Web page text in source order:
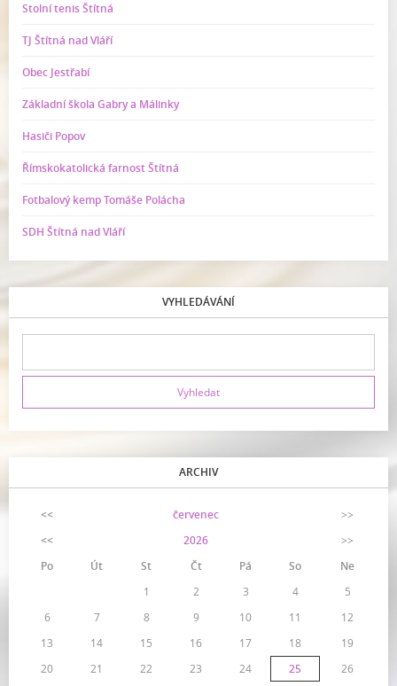
Stolní tenis Štítná
TJ Štítná nad Vláří
Obec Jestřabí
Základní škola Gabry a Málinky
Hasiči Popov
Římskokatolická farnost Štítná
Fotbalový kemp Tomáše Polácha
SDH Štítná nad Vláří
VYHLEDÁVÁNÍ
ARCHIV
<< červenec
>>
<<
2026
>>
Po
Út St Čt Pá So
Ne
1
2 3 4
5
6
7 8 9 10 11
12
13
14 15 16 17 18
19
20
21 22 23 24 25
26